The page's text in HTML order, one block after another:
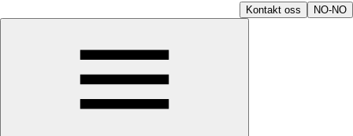
Kontakt oss NO-NO